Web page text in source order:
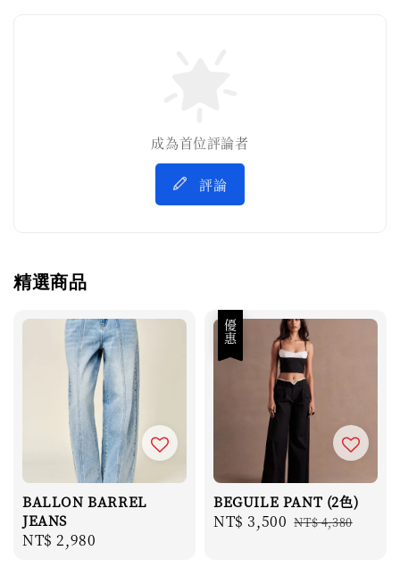
成為首位評論者
評論
精選商品
BALLON BARREL
JEANS
Regular
NT$ 2,980
優惠
BEGUILE PANT (2色)
Sale
NT$ 3,500 Regular
NT$ 4,380